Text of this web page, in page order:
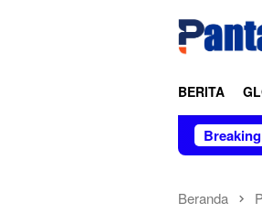
BERITA
Pimpin Sertijab dan Alih Kodal
Beranda